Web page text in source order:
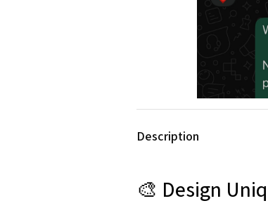
Description
🎨 Design